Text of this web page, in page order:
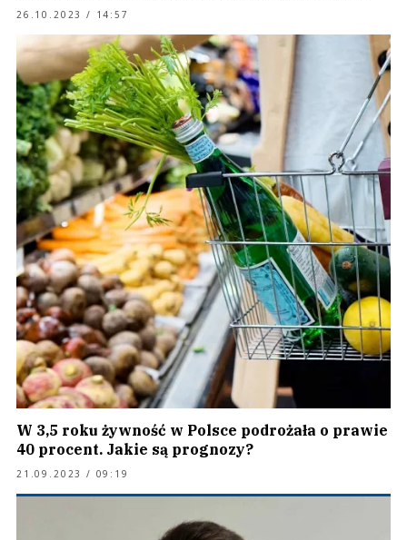
26.10.2023 / 14:57
W 3,5 roku żywność w Polsce podrożała o prawie
40 procent. Jakie są prognozy?
21.09.2023 / 09:19